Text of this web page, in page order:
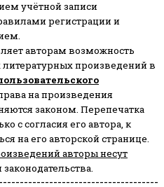
учётной записи
регистрации и
авторам возможность
произведений в
на произведения
законом. Перепечатка
с согласия его автора, к
на его авторской странице.
авторы несут